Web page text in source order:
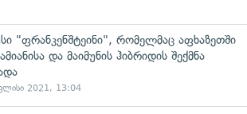
"ფრანკენშტეინი", რომელმაც აფხაზეთში
და მაიმუნის ჰიბრიდის შექმნა
2021, 13:04